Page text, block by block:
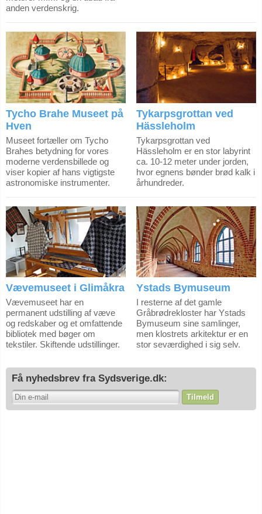
anden verdenskrig.
Tycho Brahe Museet på
Hven
Museet fortæller om Tycho
Brahes betydning for vores
moderne verdensbillede og
viser kopier af hans vigtigste
astronomiske instrumenter.
Tykarpsgrottan ved
Hässleholm
Tykarpsgrottan ved
Hässleholm er en stor labyrint
ca. 10-12 meter under jorden,
hvor egnens bønder brød kalk i
århundreder.
Vævemuseet i Glimåkra
Vævemuseet har en
permanent udstilling af væve
og redskaber og et omfattende
bibliotek med bøger om
tekstiler. Skiftende udstillinger.
Ystads Bymuseum
I resterne af det gamle
Gråbrødrekloster har Ystads
Bymuseum sine samlinger,
men klostrets arkitektur er en
stor seværdighed i sig selv.
Få nyhedsbrev fra Sydsverige.dk:
Tilmeld